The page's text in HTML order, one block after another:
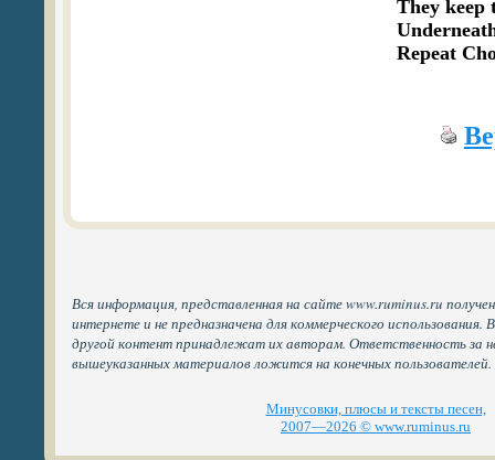
They keep
Repeat
Вся информация, представленная на сайте www.ruminus.ru
интернете и не предназначена для коммерческого
другой контент принадлежат их авторам. Ответственность за
вышеуказанных материалов ложится на конечных пользователей.
Минусовки, плюсы и тексты песен,
2007—2026 © www.ruminus.ru